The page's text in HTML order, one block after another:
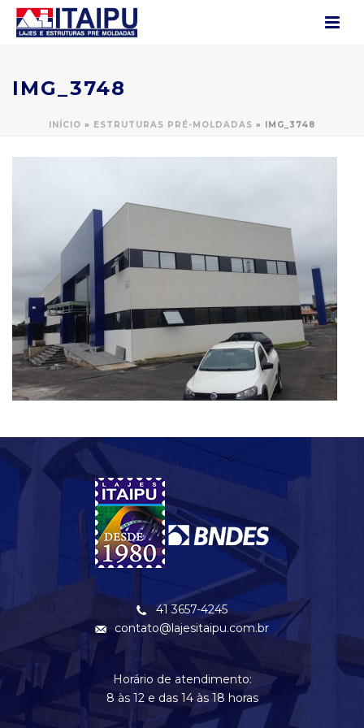
IMG_3748
INÍCIO » ESTRUTURAS PRÉ-MOLDADAS » IMG_3748
41 3657-4245
contato@lajesitaipu.com.br
Horário de atendimento:
8 às 12 e das 14 às 18 horas